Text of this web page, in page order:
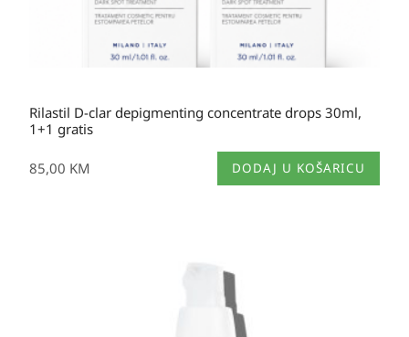
Rilastil D-clar depigmenting concentrate drops 30ml,
1+1 gratis
85,00 KM DODAJ U KOŠARICU